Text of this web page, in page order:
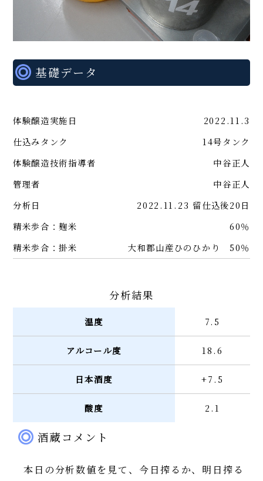
基礎データ
体験醸造実施日
2022.11.3
仕込みタンク
14号タンク
体験醸造技術指導者
中谷正人
管理者
中谷正人
分析日
2022.11.23 留仕込後20日
精米歩合：麹米
60％
精米歩合：掛米
大和郡山産ひのひかり 50％
分析結果
温度 7.5
アルコール度 18.6
日本酒度 +7.5
酸度 2.1
酒蔵コメント
本日の分析数値を見て、今日搾るか、明日搾る